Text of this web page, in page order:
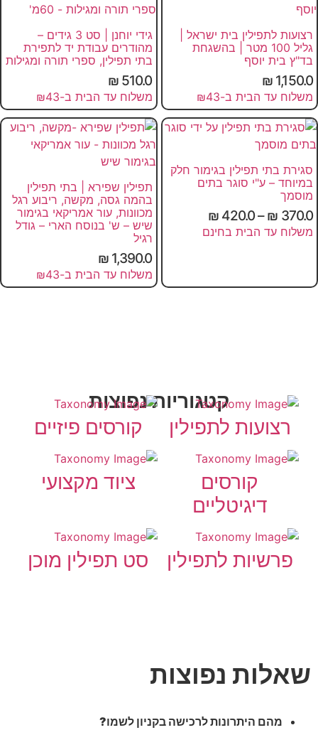
רצועות לתפילין בית ישראל |
גליל 100 מטר | בהשגחת
בד"ץ בית יוסף
1,150.0
₪
משלוח עד הבית ב-₪43
גידי יוחנן | סט 3 גידים –
מהודרים עבודת יד לתפירת
בתי תפילין, ספרי תורה ומגילות
510.0
₪
משלוח עד הבית ב-₪43
סגירת בתי תפילין בגימור חלק
במיוחד – ע"י סוגר בתים
מוסמך
370.0
₪
–
420.0
₪
משלוח עד הבית בחינם
תפילין שפירא | בתי תפילין
בהמה גסה, מקשה, ריבוע רגל
מכוונות, עור אמריקאי בגימור
שיש – ש' בנוסח הארי – גודל
רגיל
1,390.0
₪
משלוח עד הבית ב-₪43
קטגוריות נפוצות
רצועות לתפילין
קורסים פיזיים
קורסים
דיגיטליים
ציוד מקצועי
פרשיות לתפילין סט תפילין מוכן
שאלות נפוצות
מהם היתרונות לרכישה בקניון לשמו?